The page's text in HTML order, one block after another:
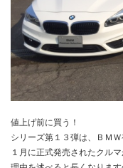
値上げ前に買う！
シリーズ第１３弾は、ＢＭ
１月に正式発売されたクル